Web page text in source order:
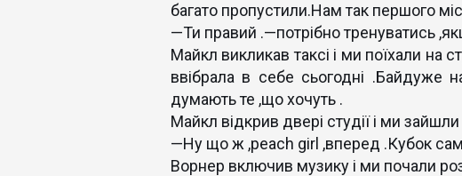
багато пропустили.Нам так першого
—Ти правий .—потрібно тренуватись
Майкл викликав таксі і ми поїхали на
ввібрала в себе сьогодні .Байдуже
думають те ,що хочуть .
Майкл відкрив двері студії і ми
—Ну що ж ,peach girl ,вперед .Кубок
Ворнер включив музику і ми почали